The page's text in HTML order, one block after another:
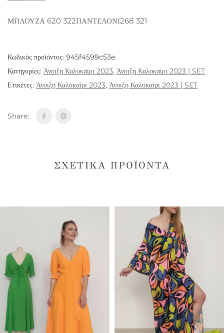
ΜΠΛΟΥΖΑ 620 322ΠΑΝΤΕΛΟΝΙ268 321
Κωδικός προϊόντος: 945f4599c53e
Κατηγορίες: Άνοιξη Καλοκαίρι 2023, Άνοιξη Καλοκαίρι 2023 | SET
Ετικέτες: Άνοιξη Καλοκαίρι 2023, Άνοιξη Καλοκαίρι 2023 | SET
Share:
ΣΧΕΤΙΚΆ ΠΡΟΪΌΝΤΑ